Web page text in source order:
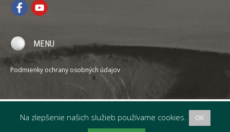
MENU
Podmienky ochrany osobných údajov
PETER ŠVAJLEN Professional Golfer
Na zlepšenie našich služieb používame cookies.
OK